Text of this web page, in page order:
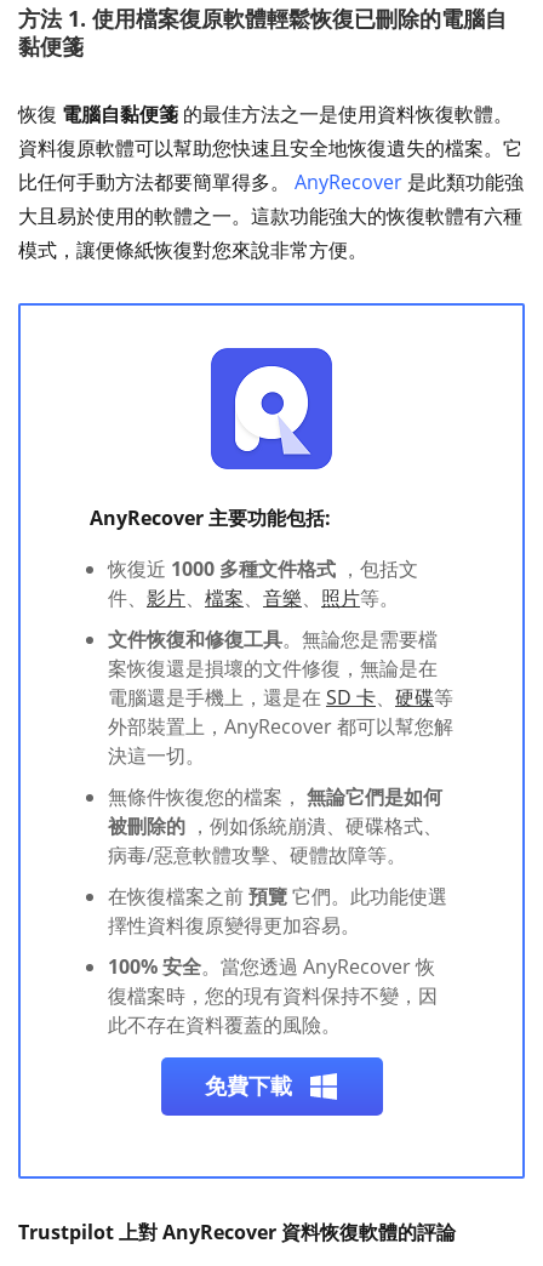
方法 1. 使用檔案復原軟體輕鬆恢復已刪除的電腦自
黏便箋
恢復 電腦自黏便箋 的最佳方法之一是使用資料恢復軟體。
資料復原軟體可以幫助您快速且安全地恢復遺失的檔案。它
比任何手動方法都要簡單得多。 AnyRecover 是此類功能強
大且易於使用的軟體之一。這款功能強大的恢復軟體有六種
模式，讓便條紙恢復對您來說非常方便。
AnyRecover 主要功能包括:
恢復近 1000 多種文件格式 ，包括文
件、 影片、 檔案、 音樂、 照片等。
文件恢復和修復工具。無論您是需要檔
案恢復還是損壞的文件修復，無論是在
電腦還是手機上，還是在SD 卡、 硬碟等
外部裝置上，AnyRecover 都可以幫您解
決這一切。
無條件恢復您的檔案， 無論它們是如何
被刪除的 ，例如係統崩潰、硬碟格式、
病毒/惡意軟體攻擊、硬體故障等。
在恢復檔案之前預覽它們。此功能使選
擇性資料復原變得更加容易。
100% 安全。當您透過 AnyRecover 恢
復檔案時，您的現有資料保持不變，因
此不存在資料覆蓋的風險。
免費下載
Trustpilot 上對 AnyRecover 資料恢復軟體的評論